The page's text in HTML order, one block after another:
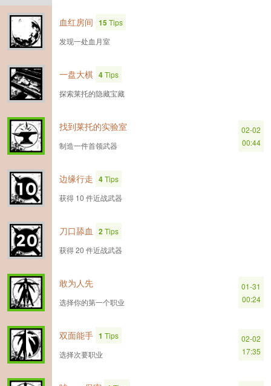
血红房间 15Tips
发现一处血月室
一盘大棋 4Tips
探索莱托的隐藏宝藏
找到莱托的实验室
制造一件首领武器
02-02
00:44
边缘行走 4Tips
获得 10 件近战武器
刀口舔血 2Tips
获得 20 件近战武器
敢为人先
选择你的第一个职业
01-31
00:24
双面能手 1 Tips
选择次要职业
02-02
17:35